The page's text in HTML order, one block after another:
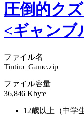
圧倒的ク
<ギャンブ
ファイル名
Tintiro_Game.zip
ファイル容量
36,846 Kbyte
12歳以上（中学